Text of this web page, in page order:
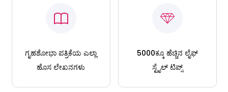
ಗೃಹಶೋಭಾ ಪತ್ರಿಕೆಯ ಎಲ್ಲಾ
ಹೊಸ ಲೇಖನಗಳು
5000ಕ್ಕೂ ಹೆಚ್ಚಿನ ಲೈಫ್
ಸ್ಟೈಲ್ ಟಿಪ್ಸ್